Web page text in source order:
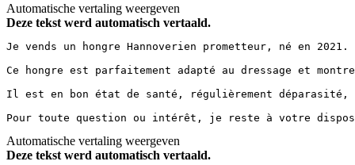
Automatische vertaling weergeven
Deze tekst werd automatisch vertaald.
Je vends un hongre Hannoverien prometteur, né en
Ce hongre est parfaitement adapté au dressage et
Il est en bon état de santé, régulièrement déparasité,
Pour toute question ou intérêt, je reste à votre
Automatische vertaling weergeven
Deze tekst werd automatisch vertaald.